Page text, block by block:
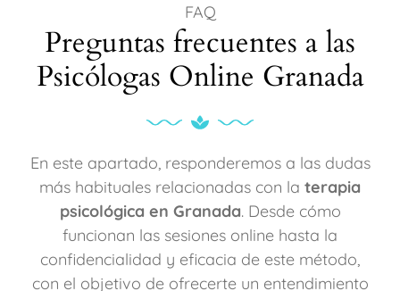
FAQ
Preguntas frecuentes a las
Psicólogas Online Granada
En este apartado, responderemos a las dudas
más habituales relacionadas con la terapia
psicológica en Granada. Desde cómo
funcionan las sesiones online hasta la
confidencialidad y eficacia de este método,
con el objetivo de ofrecerte un entendimiento